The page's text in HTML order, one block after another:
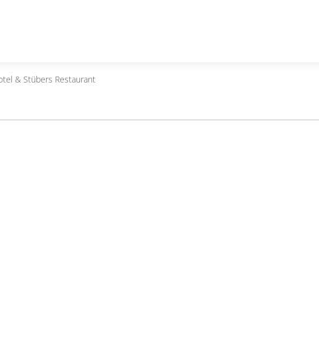
& Stübers Restaurant